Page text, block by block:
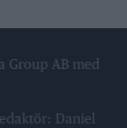
Group AB med
Daniel